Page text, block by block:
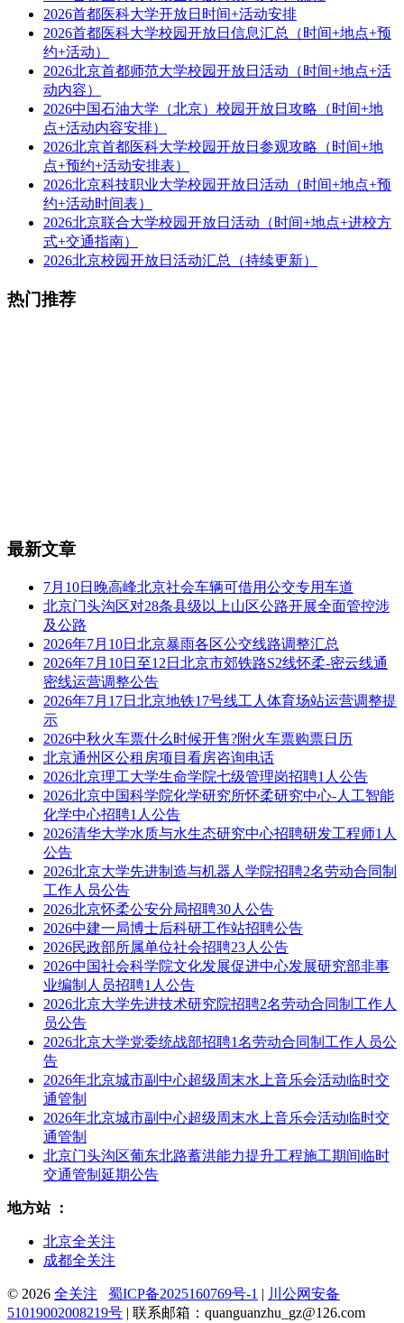
2026首都医科大学开放日时间+活动安排
2026首都医科大学校园开放日信息汇总（时间+地点+预
约+活动）
2026北京首都师范大学校园开放日活动（时间+地点+活
动内容）
2026中国石油大学（北京）校园开放日攻略（时间+地
点+活动内容安排）
2026北京首都医科大学校园开放日参观攻略（时间+地
点+预约+活动安排表）
2026北京科技职业大学校园开放日活动（时间+地点+预
约+活动时间表）
2026北京联合大学校园开放日活动（时间+地点+进校方
式+交通指南）
2026北京校园开放日活动汇总（持续更新）
热门推荐
最新文章
7月10日晚高峰北京社会车辆可借用公交专用车道
北京门头沟区对28条县级以上山区公路开展全面管控涉
及公路
2026年7月10日北京暴雨各区公交线路调整汇总
2026年7月10日至12日北京市郊铁路S2线怀柔-密云线通
密线运营调整公告
2026年7月17日北京地铁17号线工人体育场站运营调整提
示
2026中秋火车票什么时候开售?附火车票购票日历
北京通州区公租房项目看房咨询电话
2026北京理工大学生命学院七级管理岗招聘1人公告
2026北京中国科学院化学研究所怀柔研究中心-人工智能
化学中心招聘1人公告
2026清华大学水质与水生态研究中心招聘研发工程师1人
公告
2026北京大学先进制造与机器人学院招聘2名劳动合同制
工作人员公告
2026北京怀柔公安分局招聘30人公告
2026中建一局博士后科研工作站招聘公告
2026民政部所属单位社会招聘23人公告
2026中国社会科学院文化发展促进中心发展研究部非事
业编制人员招聘1人公告
2026北京大学先进技术研究院招聘2名劳动合同制工作人
员公告
2026北京大学党委统战部招聘1名劳动合同制工作人员公
告
2026年北京城市副中心超级周末水上音乐会活动临时交
通管制
2026年北京城市副中心超级周末水上音乐会活动临时交
通管制
北京门头沟区葡东北路蓄洪能力提升工程施工期间临时
交通管制延期公告
地方站 ：
北京全关注
成都全关注
© 2026 全关注 蜀ICP备2025160769号-1 | 川公网安备
51019002008219号 | 联系邮箱：quanguanzhu_gz@126.com